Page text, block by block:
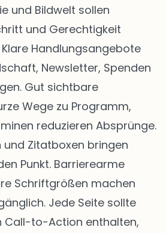
und Bildwelt sollen
und Gerechtigkeit
Handlungsangebote
Newsletter, Spenden
Gut sichtbare
Wege zu Programm,
reduzieren Absprünge.
Zitatboxen bringen
Punkt. Barrierearme
Schriftgrößen machen
Jede Seite sollte
Call-to-Action enthalten,